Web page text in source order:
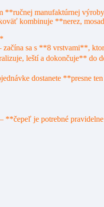
**ručnej manufaktúrnej
kombinuje **nerez,
začína sa s **8 vrstvami**,
leští a dokončuje** do
dostanete **presne
**čepeľ je potrebné